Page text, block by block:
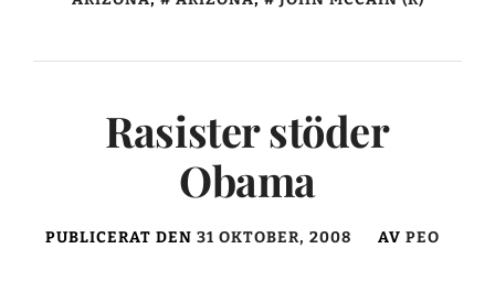
Rasister stöder
Obama
PUBLICERAT DEN 31 OKTOBER, 2008 AV PEO